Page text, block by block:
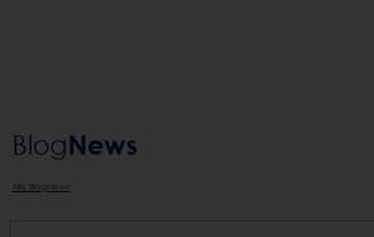
Blog­News
Alle BlogNews